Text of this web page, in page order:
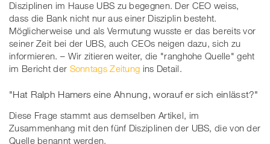
Disziplinen im Hause UBS zu begegnen. Der CEO weiss,
dass die Bank nicht nur aus einer Disziplin besteht.
Möglicherweise und als Vermutung wusste er das bereits vor
seiner Zeit bei der UBS, auch CEOs neigen dazu, sich zu
informieren. – Wir zitieren weiter, die "ranghohe Quelle" geht
im Bericht der Sonntags Zeitung ins Detail.
"Hat Ralph Hamers eine Ahnung, worauf er sich einlässt?"
Diese Frage stammt aus demselben Artikel, im
Zusammenhang mit den fünf Disziplinen der UBS, die von der
Quelle benannt werden.